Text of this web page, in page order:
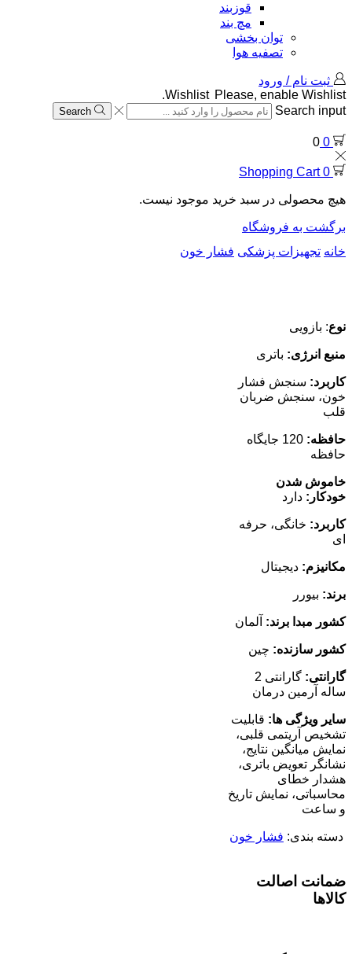
قوزبند
مچ بند
توان بخشی
تصفیه هوا
ثبت نام / ورود
Wishlist Please, enable Wishlist.
Search input
Search
0
0
0
Shopping Cart
هیچ محصولی در سبد خرید موجود نیست.
برگشت به فروشگاه
خانه تجهیزات پزشکی فشار خون
نوع: بازویی
منبع انرژی: باتری
کاربرد: سنجش فشار
خون، سنجش ضربان
قلب
حافظه:
120 جایگاه
حافظه
خاموش شدن
خودکار: دارد
کاربرد: خانگی، حرفه
ای
مکانیزم: دیجیتال
برند: بیورر
کشور مبدا برند: آلمان
کشور سازنده: چین
گارانتی:
گارانتی 2
ساله آرمین درمان
سایر ویژگی ها: قابلیت
تشخیص آریتمی قلبی،
نمایش میانگین نتایج،
نشانگر تعویض باتری،
هشدار خطای
محاسباتی، نمایش تاریخ
و ساعت
دسته بندی: فشار خون
ضمانت اصالت
کالاها